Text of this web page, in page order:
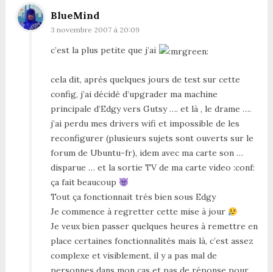
BlueMind
3 novembre 2007 à 20:09
c’est la plus petite que j’ai
cela dit, aprés quelques jours de test sur cette
config, j’ai décidé d’upgrader ma machine
principale d’Edgy vers Gutsy …. et là , le drame ….
j’ai perdu mes drivers wifi et impossible de les
reconfigurer (plusieurs sujets sont ouverts sur le
forum de Ubuntu-fr), idem avec ma carte son …
disparue … et la sortie TV de ma carte video :conf:
ça fait beaucoup
Tout ça fonctionnait trés bien sous Edgy
Je commence à regretter cette mise à jour
Je veux bien passer quelques heures à remettre en
place certaines fonctionnalités mais là, c’est assez
complexe et visiblement, il y a pas mal de